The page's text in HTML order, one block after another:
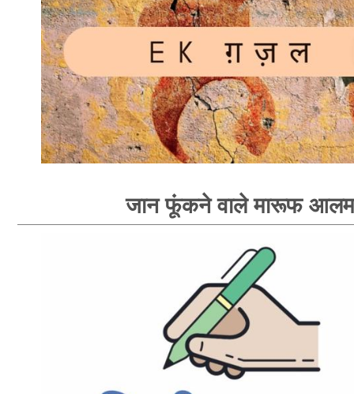
जान फूंकने वाले मारूफ आलम